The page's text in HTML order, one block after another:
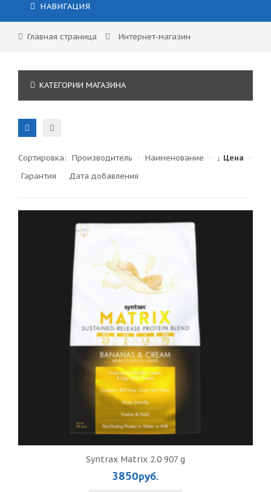
НАВИГАЦИЯ
Главная страница Интернет-магазин
Сортировка: Производитель · Наименование · ↓ Цена
·
Гарантия
· Дата добавления
Syntrax Matrix 2.0 907 g
3850руб.
КАТЕГОРИИ МАГАЗИНА